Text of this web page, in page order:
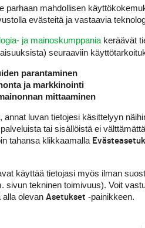
välillä oikein kumpuaa?? Sama
hommaa.
45. Hintelämpi olisin mielelläni,
käsillä lyöville keveille
parhaan mahdollisen
evästeitä ja vastaavia
ja mainoskumppania keräävät
seuraaviin
parantaminen
ja markkinointi
mittaaminen
luvan tietojesi käsittelyyn
tai sisällöistä ei
tahansa klikkaamalla
käyttää tietojasi myös ilman
sivun tekninen toimivuus). Voit
olevan Asetukset -painikkeen.